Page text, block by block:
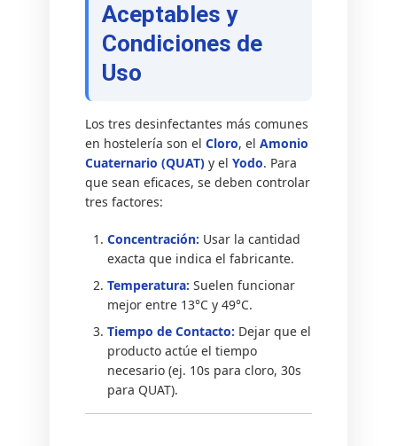
Aceptables y
Condiciones de
Uso
Los tres desinfectantes más comunes
en hostelería son el Cloro, el Amonio
Cuaternario (QUAT)y el Yodo. Para
que sean eficaces, se deben controlar
tres factores:
Concentración: Usar la cantidad
exacta que indica el fabricante.
Temperatura: Suelen funcionar
mejor entre 13°C y 49°C.
Tiempo de Contacto: Dejar que el
producto actúe el tiempo
necesario (ej. 10s para cloro, 30s
para QUAT).